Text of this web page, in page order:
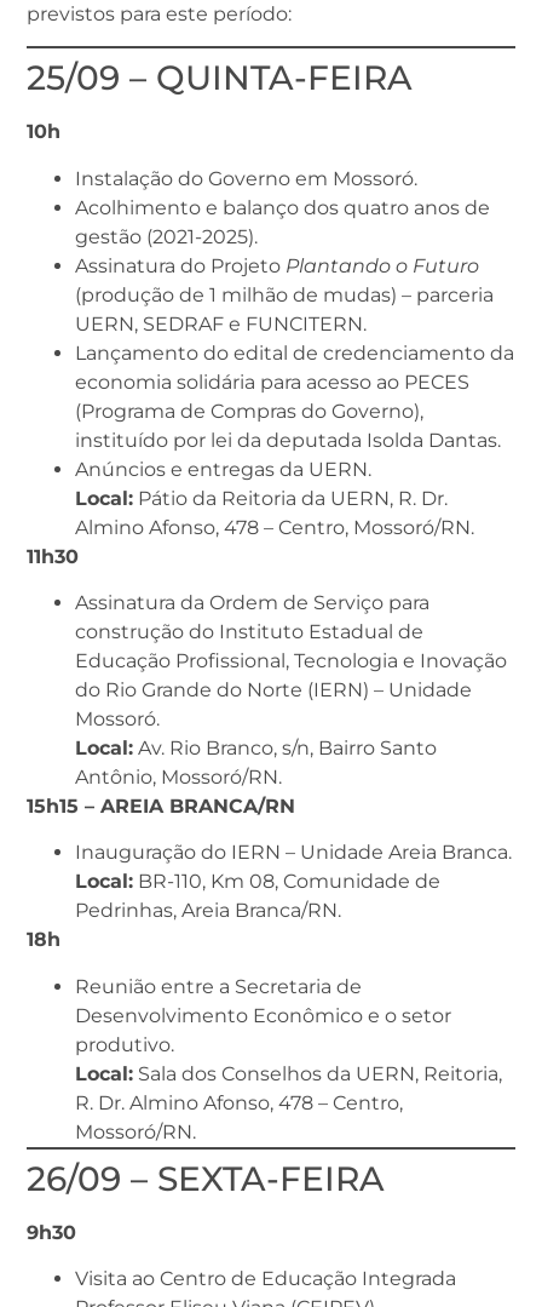
previstos para este período:
25/09 – QUINTA-FEIRA
10h
Instalação do Governo em Mossoró.
Acolhimento e balanço dos quatro anos de
gestão (2021-2025).
Assinatura do Projeto Plantando o Futuro
(produção de 1 milhão de mudas) – parceria
UERN, SEDRAF e FUNCITERN.
Lançamento do edital de credenciamento da
economia solidária para acesso ao PECES
(Programa de Compras do Governo),
instituído por lei da deputada Isolda Dantas.
Anúncios e entregas da UERN.
Local: Pátio da Reitoria da UERN, R. Dr.
Almino Afonso, 478 – Centro, Mossoró/RN.
11h30
Assinatura da Ordem de Serviço para
construção do Instituto Estadual de
Educação Profissional, Tecnologia e Inovação
do Rio Grande do Norte (IERN) – Unidade
Mossoró.
Local: Av. Rio Branco, s/n, Bairro Santo
Antônio, Mossoró/RN.
15h15 – AREIA BRANCA/RN
Inauguração do IERN – Unidade Areia Branca.
Local: BR-110, Km 08, Comunidade de
Pedrinhas, Areia Branca/RN.
18h
Reunião entre a Secretaria de
Desenvolvimento Econômico e o setor
produtivo.
Local: Sala dos Conselhos da UERN, Reitoria,
R. Dr. Almino Afonso, 478 – Centro,
Mossoró/RN.
26/09 – SEXTA-FEIRA
9h30
Visita ao Centro de Educação Integrada